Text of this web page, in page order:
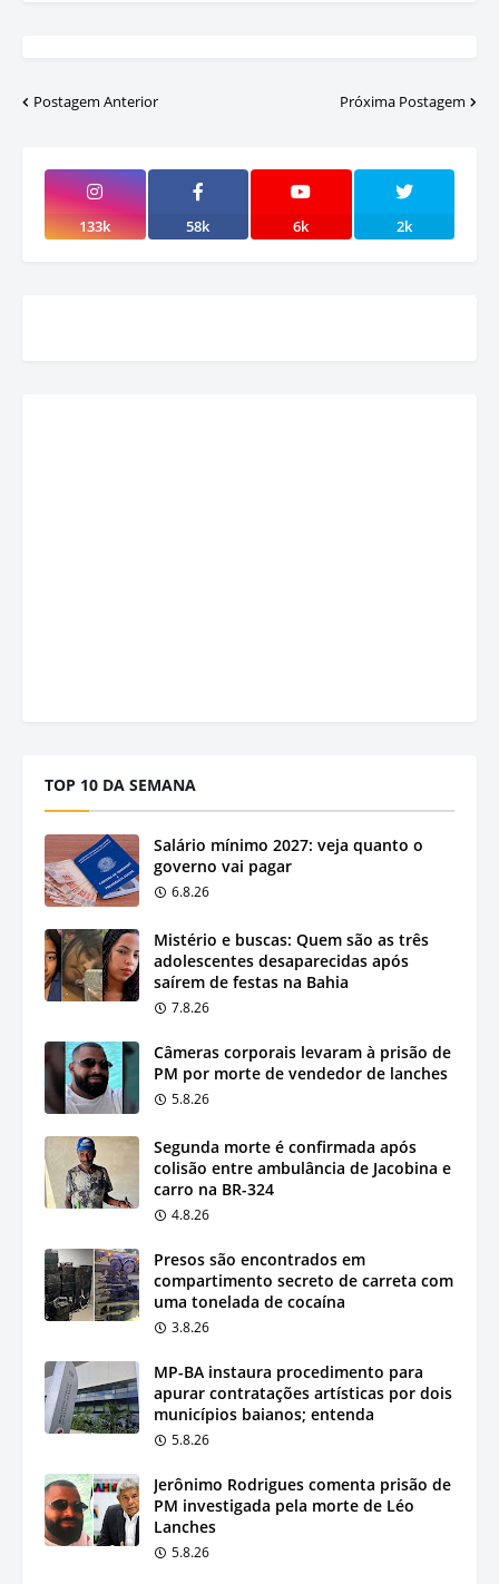
Postagem Anterior Próxima Postagem
133k 58k 6k 2k
TOP 10 DA SEMANA
Salário mínimo 2027: veja quanto o
governo vai pagar
6.8.26
Mistério e buscas: Quem são as três
adolescentes desaparecidas após
saírem de festas na Bahia
7.8.26
Câmeras corporais levaram à prisão de
PM por morte de vendedor de lanches
5.8.26
Segunda morte é confirmada após
colisão entre ambulância de Jacobina e
carro na BR-324
4.8.26
Presos são encontrados em
compartimento secreto de carreta com
uma tonelada de cocaína
3.8.26
MP-BA instaura procedimento para
apurar contratações artísticas por dois
municípios baianos; entenda
5.8.26
Jerônimo Rodrigues comenta prisão de
PM investigada pela morte de Léo
Lanches
5.8.26